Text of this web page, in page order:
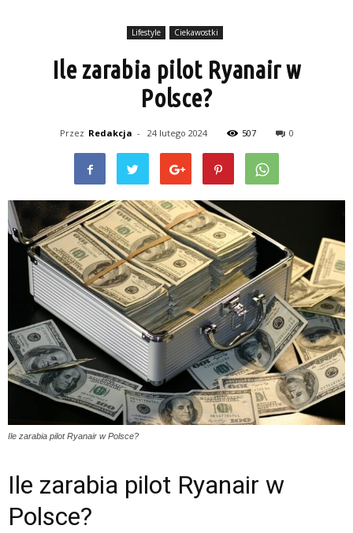
Lifestyle Ciekawostki
Ile zarabia pilot Ryanair w
Polsce?
Przez Redakcja - 24 lutego 2024 507 0
Ile zarabia pilot Ryanair w Polsce?
Ile zarabia pilot Ryanair w
Polsce?